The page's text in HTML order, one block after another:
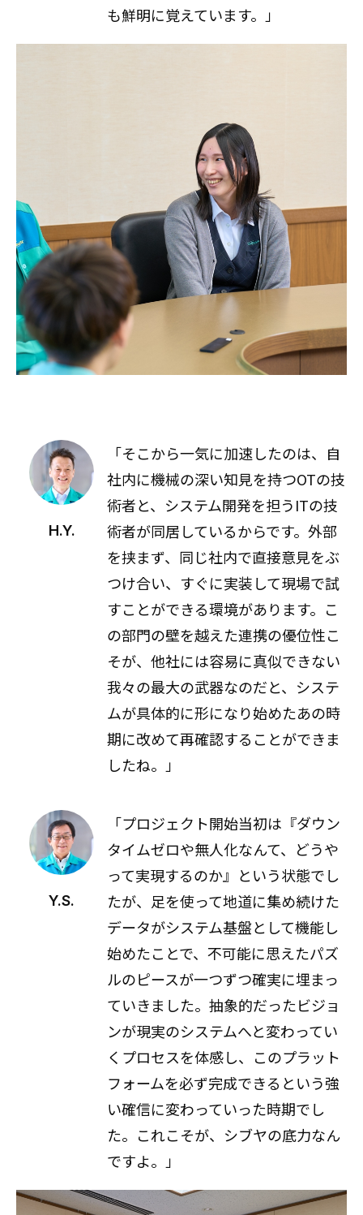
も鮮明に覚えています。」
H.Y.
「そこから一気に加速したのは、自
社内に機械の深い知見を持つOTの技
術者と、システム開発を担うITの技
術者が同居しているからです。外部
を挟まず、同じ社内で直接意見をぶ
つけ合い、すぐに実装して現場で試
すことができる環境があります。こ
の部門の壁を越えた連携の優位性こ
そが、他社には容易に真似できない
我々の最大の武器なのだと、システ
ムが具体的に形になり始めたあの時
期に改めて再確認することができま
したね。」
Y.S.
「プロジェクト開始当初は『ダウン
タイムゼロや無人化なんて、どうや
って実現するのか』という状態でし
たが、足を使って地道に集め続けた
データがシステム基盤として機能し
始めたことで、不可能に思えたパズ
ルのピースが一つずつ確実に埋まっ
ていきました。抽象的だったビジョ
ンが現実のシステムへと変わってい
くプロセスを体感し、このプラット
フォームを必ず完成できるという強
い確信に変わっていった時期でし
た。これこそが、シブヤの底力なん
ですよ。」